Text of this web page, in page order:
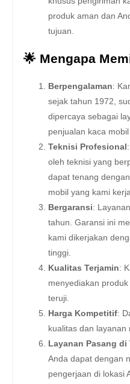
produk aman dan
tujuan.
🌟 Mengapa
Berpengalaman:
sejak tahun 1972,
dipercaya sebagai
penjualan kaca
Teknisi Profesional
oleh teknisi yang
dapat tenang
mobil yang kami
Bergaransi:
tahun. Garansi ini
kami dikerjakan
tinggi.
Kualitas Terjamin:
menyediakan
teruji.
Harga Kompetitif:
kualitas dan layanan
Layanan Pasang di
Anda dapat dengan
pengerjaan di lokasi